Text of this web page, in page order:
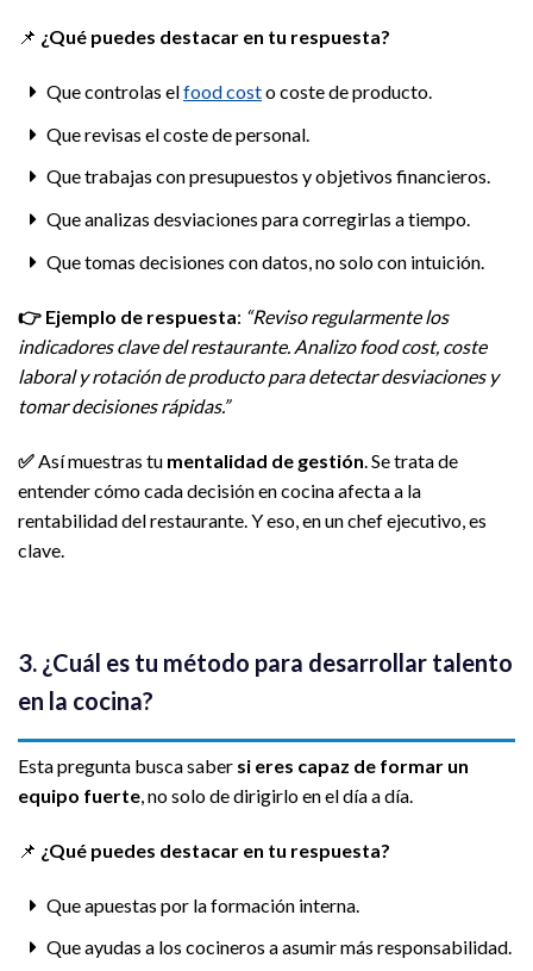
📌 ¿Qué puedes destacar en tu respuesta?
Que controlas elfood costo coste de producto.
Que revisas el coste de personal.
Que trabajas con presupuestos y objetivos financieros.
Que analizas desviaciones para corregirlas a tiempo.
Que tomas decisiones con datos, no solo con intuición.
👉 Ejemplo de respuesta: “Reviso regularmente los
indicadores clave del restaurante. Analizo food cost, coste
laboral y rotación de producto para detectar desviaciones y
tomar decisiones rápidas.”
✅Así muestras tu mentalidad de gestión. Se trata de
entender cómo cada decisión en cocina afecta a la
rentabilidad del restaurante. Y eso, en un chef ejecutivo, es
clave.
3. ¿Cuál es tu método para desarrollar talento
en la cocina?
Esta pregunta busca saber si eres capaz de formar un
equipo fuerte, no solo de dirigirlo en el día a día.
📌 ¿Qué puedes destacar en tu respuesta?
Que apuestas por la formación interna.
Que ayudas a los cocineros a asumir más responsabilidad.